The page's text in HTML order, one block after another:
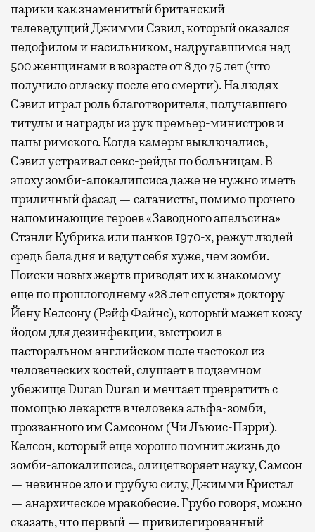
парики как знаменитый британский
телеведущий Джимми Сэвил, который оказался
педофилом и насильником, надругавшимся над
500 женщинами в возрасте от 8 до 75 лет (что
получило огласку после его смерти). На людях
Сэвил играл роль благотворителя, получавшего
титулы и награды из рук премьер-министров и
папы римского. Когда камеры выключались,
Сэвил устраивал секс-рейды по больницам. В
эпоху зомби-апокалипсиса даже не нужно иметь
приличный фасад — сатанисты, помимо прочего
напоминающие героев «Заводного апельсина»
Стэнли Кубрика или панков 1970-х, режут людей
средь бела дня и ведут себя хуже, чем зомби.
Поиски новых жертв приводят их к знакомому
еще по прошлогоднему «28 лет спустя» доктору
Йену Келсону (Рэйф Файнс), который мажет кожу
йодом для дезинфекции, выстроил в
пасторальном английском поле частокол из
человеческих костей, слушает в подземном
убежище Duran Duran и мечтает превратить с
помощью лекарств в человека альфа-зомби,
прозванного им Самсоном (Чи Льюис-Пэрри).
Келсон, который еще хорошо помнит жизнь до
зомби-апокалипсиса, олицетворяет науку, Самсон
— невинное зло и грубую силу, Джимми Кристал
— анархическое мракобесие. Грубо говоря, можно
сказать, что первый — привилегированный